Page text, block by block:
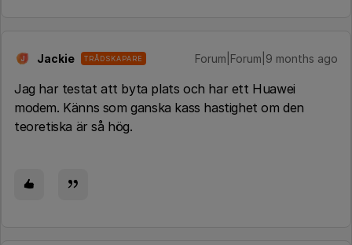
J Jackie TRÅDSKAPARE Forum|Forum|9 months ago
Jag har testat att byta plats och har ett Huawei
modem. Känns som ganska kass hastighet om den
teoretiska är så hög.